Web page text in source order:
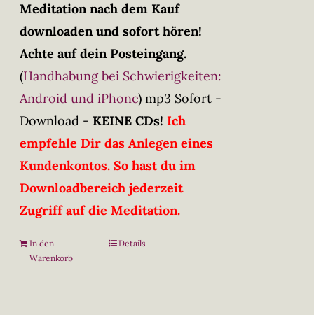
Meditation nach dem Kauf
downloaden und sofort hören!
Achte auf dein Posteingang.
(Handhabung bei Schwierigkeiten:
Android und iPhone) mp3 Sofort -
Download - KEINE CDs! Ich
empfehle Dir das Anlegen eines
Kundenkontos. So hast du im
Downloadbereich jederzeit
Zugriff auf die Meditation.
In den
Warenkorb
Details